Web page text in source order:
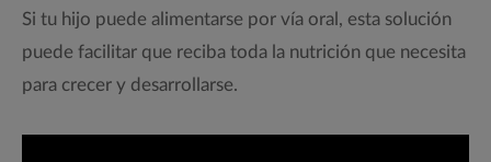
Si tu hijo puede alimentarse por vía oral, esta solución
puede facilitar que reciba toda la nutrición que necesita
para crecer y desarrollarse.